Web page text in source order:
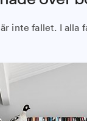
inte fallet. I alla